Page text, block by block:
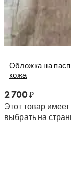
Обложка на
кожа
2 700₽
Этот товар
выбрать на